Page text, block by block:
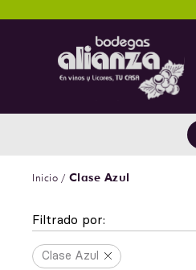
Clase Azul
Filtrado por:
Clase Azul